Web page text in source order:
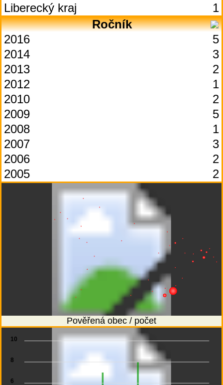
Liberecký kraj
1
Ročník
2016
5
2014
3
2013
2
2012
1
2010
2
2009
5
2008
1
2007
3
2006
2
2005
2
Pověřená obec / počet
6
8
10